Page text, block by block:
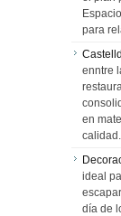
para
enntre
en
calidad.
ideal
día de